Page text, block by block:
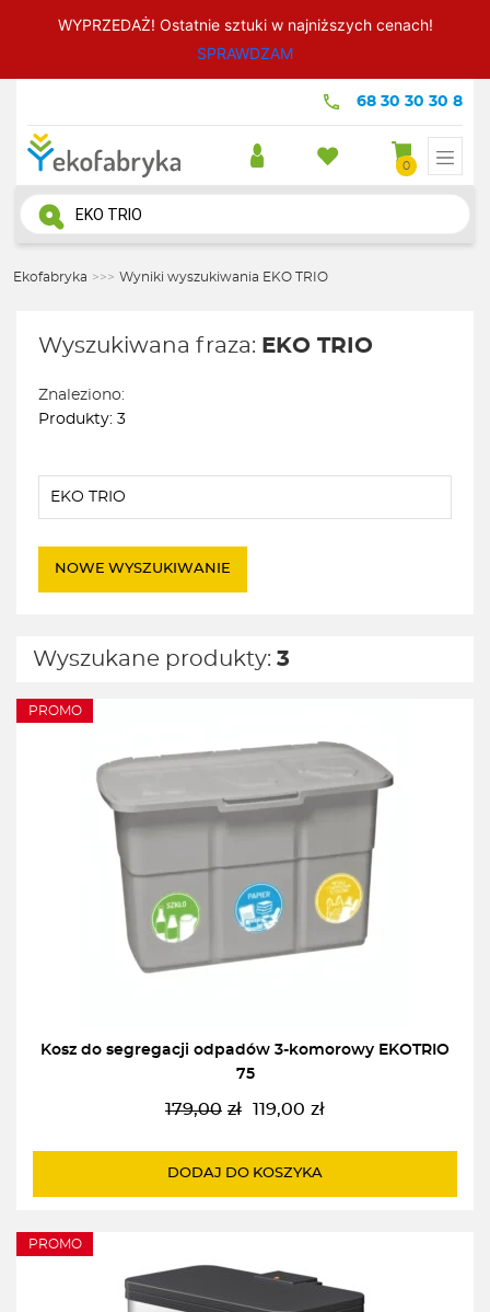
WYPRZEDAŻ! Ostatnie sztuki w najniższych cenach!
SPRAWDZAM
68 30 30 30 8
0
Wyszukiwarka
produktów
Ekofabryka >>> Wyniki wyszukiwania EKO TRIO
Wyszukiwana fraza: EKO TRIO
Znaleziono:
Produkty: 3
NOWE WYSZUKIWANIE
Wyszukane produkty: 3
PROMO
Kosz do segregacji odpadów 3-komorowy EKOTRIO
75
179,00 zł
Pierwotna
wynosiła:
119,00 zł
Aktualna
wynosi:
DODAJ DO KOSZYKA
PROMO